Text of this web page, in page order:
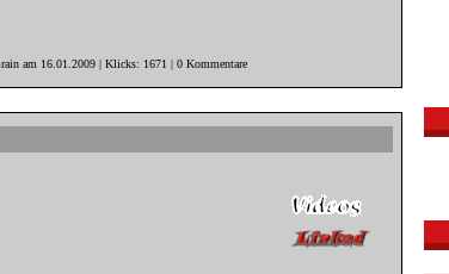
am 16.01.2009 | Klicks: 1671 | 0 Kommentare